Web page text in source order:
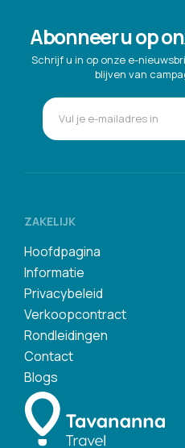
Abonneer u op
Schrijf u in op onze e-
blijven van
ZAKELIJK
Hoofdpagina
Informatie
Privacybeleid
Verkoopcontract
Rondleidingen
Contact
Blogs